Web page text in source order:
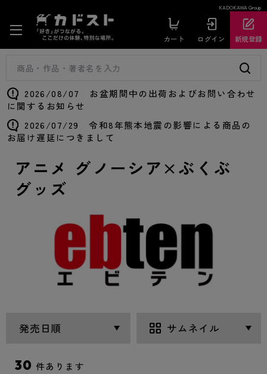
KADOKAWA Group
カート ログイン 新規登録
2026/08/07 お盆期間中の出荷およびお問い合わせ
に関するお知らせ
2026/07/29 令和8年熊本地震の影響による商品の
お届け遅延につきまして
アニメ グノーシア×ぶくぶ
グッズ
30 件あります